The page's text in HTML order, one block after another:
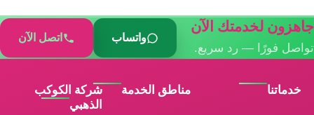
جاهزون لخدمتك الآن
تواصل فورًا — رد سريع.
واتساب اتصل الآن
خدماتنا مناطق الخدمة
شركة الكوكب
الذهبي